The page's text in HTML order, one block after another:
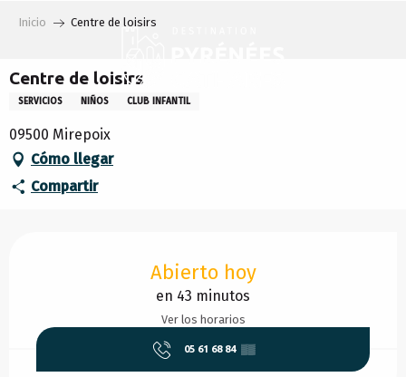
principal
Inicio Centre de loisirs
Centre de loisirs
SERVICIOS NIÑOS CLUB INFANTIL
09500 Mirepoix
Cómo llegar
Compartir
Abierto hoy
en 43 minutos
Ver los horarios
05 61 68 84 ▒▒